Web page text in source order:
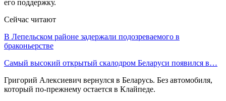
его поддержку.
Сейчас читают
В Лепельском районе задержали подозреваемого в
браконьерстве
Самый высокий открытый скалодром Беларуси появился в…
Григорий Алексиевич вернулся в Беларусь. Без автомобиля,
который по-прежнему остается в Клайпеде.